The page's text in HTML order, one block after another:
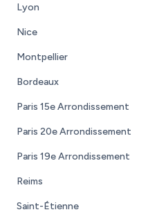
Lyon
Nice
Montpellier
Bordeaux
Paris 15e Arrondissement
Paris 20e Arrondissement
Paris 19e Arrondissement
Reims
Saint-Étienne